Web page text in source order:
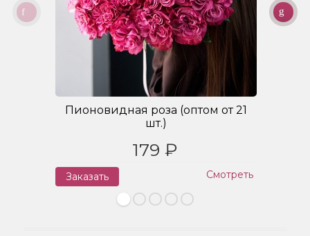
Пионовидная роза (оптом от 21
шт.)
179 ₽
Заказать Смотреть